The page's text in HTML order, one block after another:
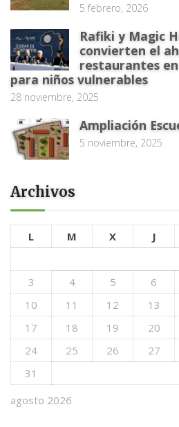
5 febrero, 2026
Rafiki y Magic
convierten el
restaurantes en
para niños vulnerables
28 noviembre, 2025
Ampliación
5 noviembre, 2025
Archivos
agosto 2026
L M X J
3
4 5 6
10
11 12 13
17
18 19 20
24
25 26 27
31